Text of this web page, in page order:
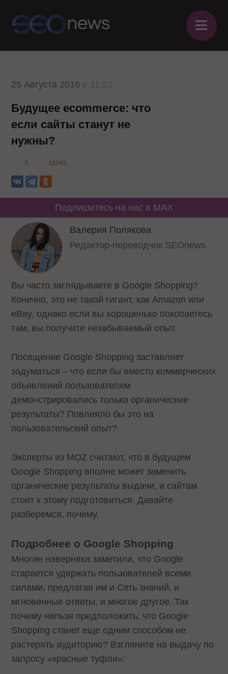
≡
25 Августа 2016
Будущее ecommerce: что
если сайты станут не
нужны?
5 18745
Подпишитесь на нас в MAX
Валерия Полякова
Редактор-переводчик SEOnews
Вы часто заглядываете в Google Shopping?
Конечно, это не такой гигант, как Amazon или
eBay, однако если вы хорошенько покопаетесь
там, вы получите незабываемый опыт.
Посещение Google Shopping заставляет
задуматься – что если бы вместо коммерческих
объявлений пользователям
демонстрировались только органические
результаты? Повлияло бы это на
пользовательский опыт?
Эксперты из MOZ считают, что в будущем
Google Shopping вполне может заменить
органические результаты выдачи, и сайтам
стоит к этому подготовиться. Давайте
разберемся, почему.
Подробнее о Google Shopping
Многие наверняка заметили, что Google
старается удержать пользователей всеми
силами, предлагая им и Сеть знаний, и
мгновенные ответы, и многое другое. Так
почему нельзя предположить, что Google
Shopping станет еще одним способом не
растерять аудиторию? Взгляните на выдачу по
запросу «красные туфли»: